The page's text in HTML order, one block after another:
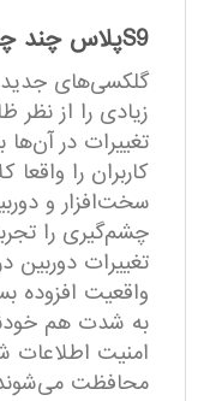
S9پلاس چند چندی ؟ (جمع‌بندی)
گلکسی‌های جدید
زیادی را از نظر
تغییرات در
کاربران را
سخت‌افزار و
چشم‌گیری را
تغییرات
واقعیت افزوده
به شدت هم
امنیت اطلاعات
محافظت